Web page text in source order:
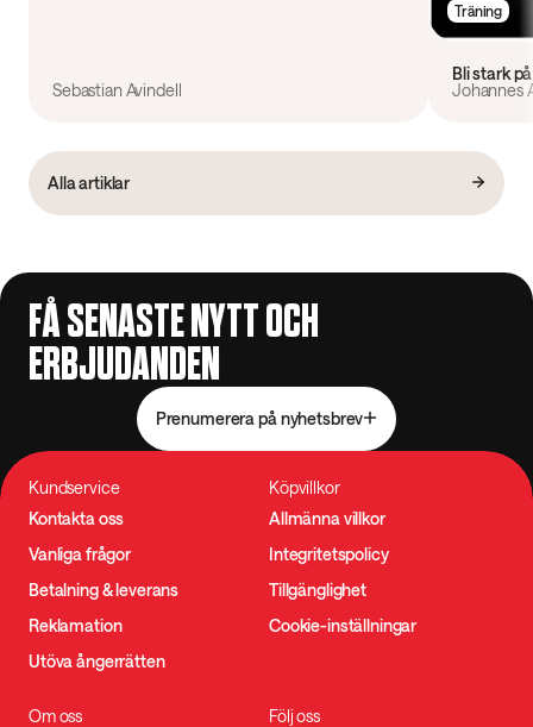
Sebastian Avindell
Träning
Bli stark
Johannes
Alla artiklar
FÅ SENASTE NYTT OCH
ERBJUDANDEN
Prenumerera på nyhetsbrev
Kundservice
Kontakta oss
Vanliga frågor
Betalning & leverans
Reklamation
Utöva ångerrätten
Köpvillkor
Allmänna villkor
Integritetspolicy
Tillgänglighet
Cookie-inställningar
Om oss
Följ oss